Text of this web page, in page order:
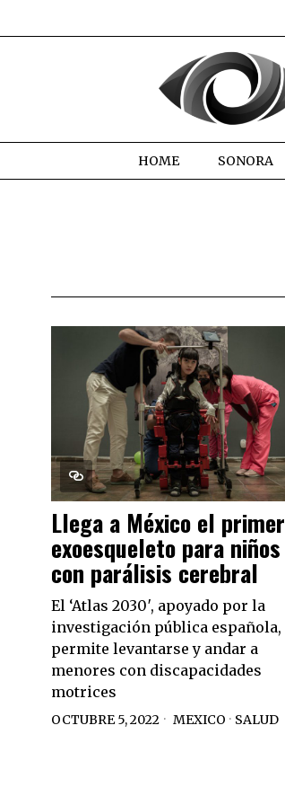
HOME SONORA
Llega a México el primer
exoesqueleto para niños
con parálisis cerebral
El ‘Atlas 2030′, apoyado por la
investigación pública española,
permite levantarse y andar a
menores con discapacidades
motrices
OCTUBRE 5, 2022 MEXICO · SALUD